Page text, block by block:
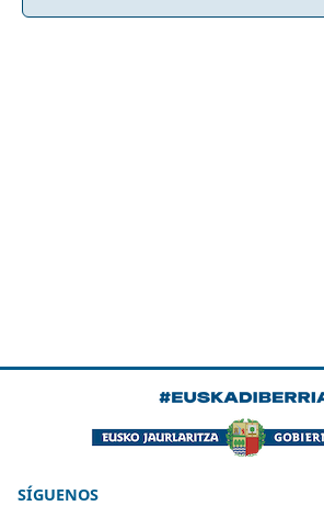
SÍGUENOS